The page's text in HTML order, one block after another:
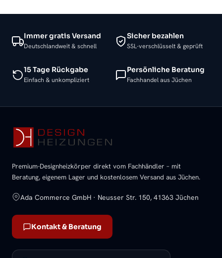
Immer gratis Versand
Deutschlandweit & schnell
Sicher bezahlen
SSL-verschlüsselt & geprüft
15 Tage Rückgabe
Einfach & unkompliziert
Persönliche Beratung
Fachhandel aus Jüchen
Premium-Designheizkörper direkt vom Fachhändler – mit
Beratung, eigenem Lager und kostenlosem Versand aus Jüchen.
Ada Commerce GmbH · Neusser Str. 150, 41363 Jüchen
Kontakt & Beratung